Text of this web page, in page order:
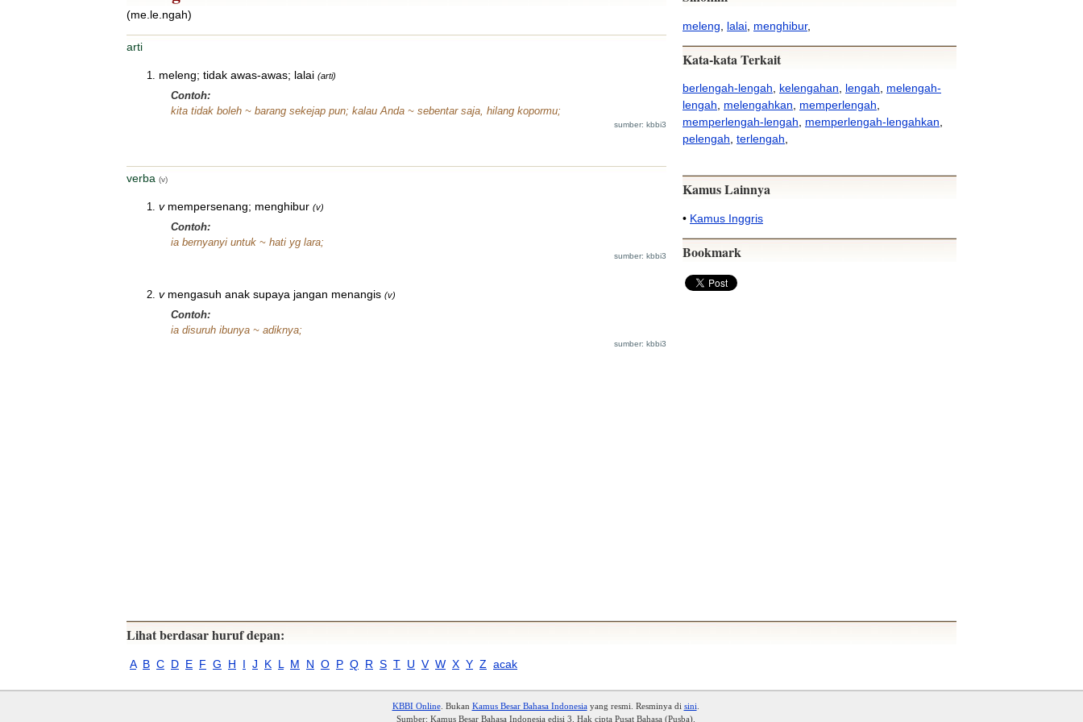
(me.le.ngah)
arti
meleng; tidak awas-awas; lalai (arti)
Contoh:
kita tidak boleh ~ barang sekejap pun; kalau Anda ~ sebentar saja, hilang kopormu;
sumber: kbbi3
verba (v)
vmempersenang; menghibur (v)
Contoh:
ia bernyanyi untuk ~ hati yg lara;
sumber: kbbi3
vmengasuh anak supaya jangan menangis (v)
Contoh:
ia disuruh ibunya ~ adiknya;
sumber: kbbi3
meleng lalai menghibur,
Kata-kata Terkait
berlengah-lengah kelengahan lengah
melengah-
lengah
melengahkan memperlengah
memperlengah-lengah
memperlengah-lengahkan
pelengah terlengah
Kamus Lainnya
• Kamus Inggris
Bookmark
Lihat berdasar huruf depan:
A B C D E F G H I J K L M N O P Q R S T U V W X Y Z acak
KBBI Online. Bukan Kamus Besar Bahasa Indonesiayang resmi. Resminya di sini
Sumber: Kamus Besar Bahasa Indonesia edisi 3. Hak cipta Pusat Bahasa (Pusba).